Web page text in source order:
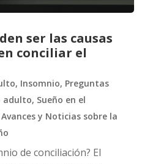
ser las causas
conciliar el
, Insomnio, Preguntas
adulto, Sueño en el
y Noticias sobre la
de conciliación? El